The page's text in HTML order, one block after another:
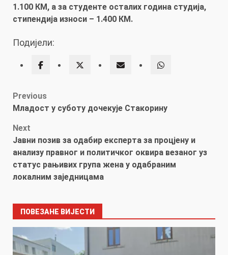
1.100 КМ, а за студенте осталих година студија,
стипендија износи – 1.400 КМ.
Подијели:
Post
Previous
Младост у суботу дочекује Стакорину
Next
Јавни позив за одабир експерта за процјену и
анализу правног и политичког оквира везаног уз
статус рањивих група жена у одабраним
локалним заједницама
ПОВЕЗАНЕ ВИЈЕСТИ